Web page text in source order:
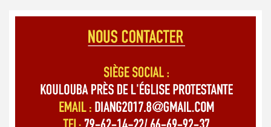
articles